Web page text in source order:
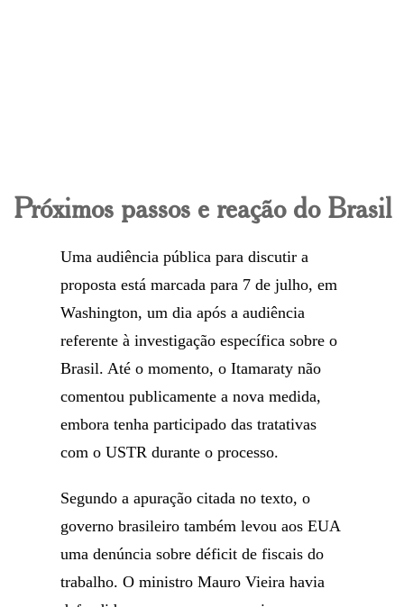
Próximos passos e reação do Brasil
Uma audiência pública para discutir a
proposta está marcada para 7 de julho, em
Washington, um dia após a audiência
referente à investigação específica sobre o
Brasil. Até o momento, o Itamaraty não
comentou publicamente a nova medida,
embora tenha participado das tratativas
com o USTR durante o processo.
Segundo a apuração citada no texto, o
governo brasileiro também levou aos EUA
uma denúncia sobre déficit de fiscais do
trabalho. O ministro Mauro Vieira havia